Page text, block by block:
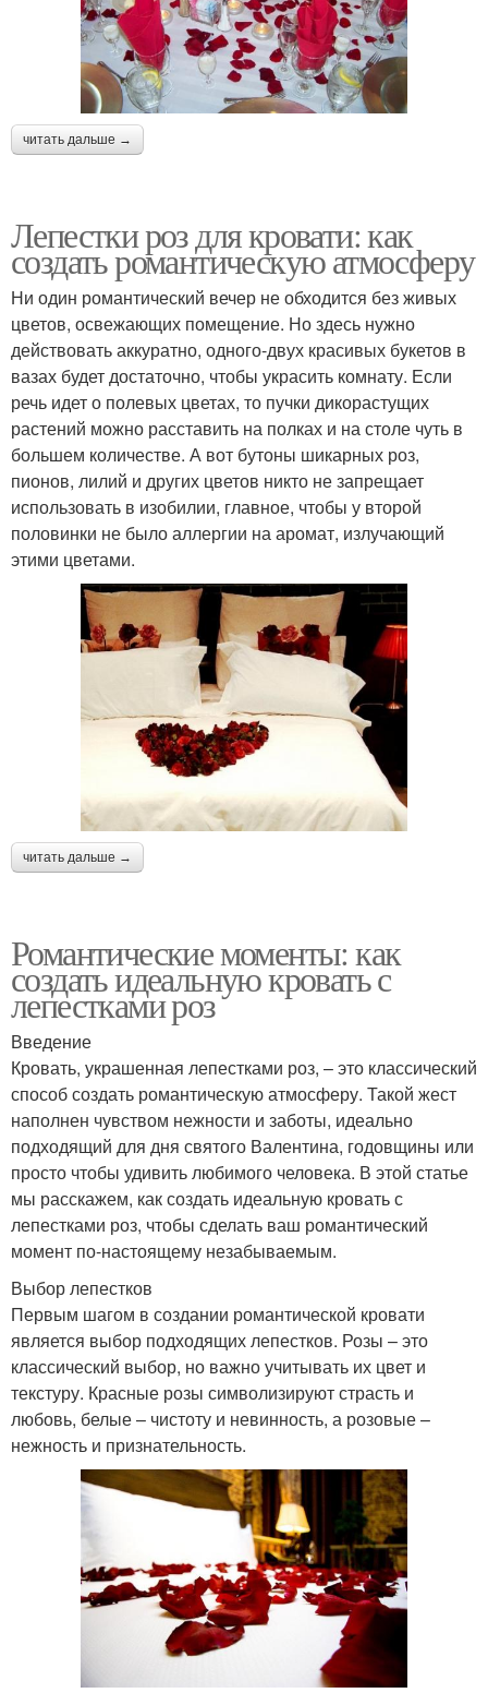
читать дальше →
Лепестки роз для кровати: как
создать романтическую атмосферу
Ни один романтический вечер не обходится без живых
цветов, освежающих помещение. Но здесь нужно
действовать аккуратно, одного-двух красивых букетов в
вазах будет достаточно, чтобы украсить комнату. Если
речь идет о полевых цветах, то пучки дикорастущих
растений можно расставить на полках и на столе чуть в
большем количестве. А вот бутоны шикарных роз,
пионов, лилий и других цветов никто не запрещает
использовать в изобилии, главное, чтобы у второй
половинки не было аллергии на аромат, излучающий
этими цветами.
читать дальше →
Романтические моменты: как
создать идеальную кровать с
лепестками роз
Введение
Кровать, украшенная лепестками роз, – это классический
способ создать романтическую атмосферу. Такой жест
наполнен чувством нежности и заботы, идеально
подходящий для дня святого Валентина, годовщины или
просто чтобы удивить любимого человека. В этой статье
мы расскажем, как создать идеальную кровать с
лепестками роз, чтобы сделать ваш романтический
момент по-настоящему незабываемым.
Выбор лепестков
Первым шагом в создании романтической кровати
является выбор подходящих лепестков. Розы – это
классический выбор, но важно учитывать их цвет и
текстуру. Красные розы символизируют страсть и
любовь, белые – чистоту и невинность, а розовые –
нежность и признательность.